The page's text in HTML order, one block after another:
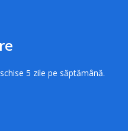
5 zile pe săptămână.